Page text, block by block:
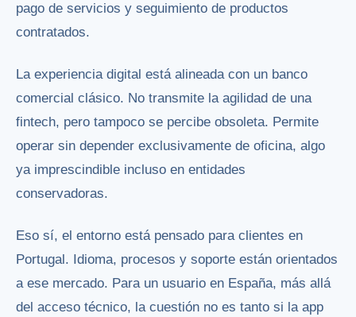
pago de servicios y seguimiento de productos
contratados.
La experiencia digital está alineada con un banco
comercial clásico. No transmite la agilidad de una
fintech, pero tampoco se percibe obsoleta. Permite
operar sin depender exclusivamente de oficina, algo
ya imprescindible incluso en entidades
conservadoras.
Eso sí, el entorno está pensado para clientes en
Portugal. Idioma, procesos y soporte están orientados
a ese mercado. Para un usuario en España, más allá
del acceso técnico, la cuestión no es tanto si la app